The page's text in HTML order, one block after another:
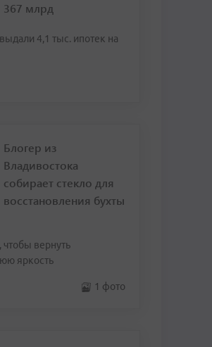
367 млрд
4,1 тыс. ипотек на
Блогер из
Владивостока
собирает стекло для
восстановления бухты
чтобы вернуть
яркость
1 фото